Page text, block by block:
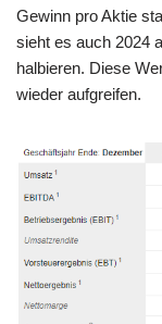
Gewinn pro Aktie
sieht es auch 2024
halbieren. Diese
wieder aufgreifen.